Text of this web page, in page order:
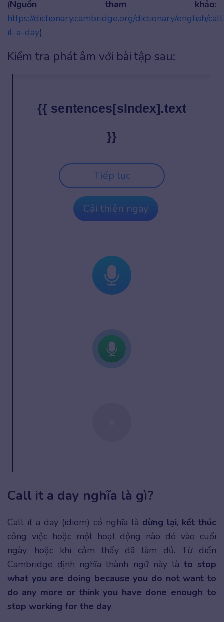
(Nguồn tham khảo:
https://dictionary.cambridge.org/dictionary/english/
it-a-day)
Kiểm tra phát âm với bài tập sau:
{{ sentences[sIndex].text
}}
Tiếp tục
Cải thiện ngay
Call it a day nghĩa là gì?
Call it a day (idiom) có nghĩa là dừng lại, kết thúc
công việc hoặc một hoạt động nào đó vào cuối
ngày, hoặc khi cảm thấy đã làm đủ. Từ điển
Cambridge định nghĩa thành ngữ này là to stop
what you are doing because you do not want to
do any more or think you have done enough;to
stop working for the day.